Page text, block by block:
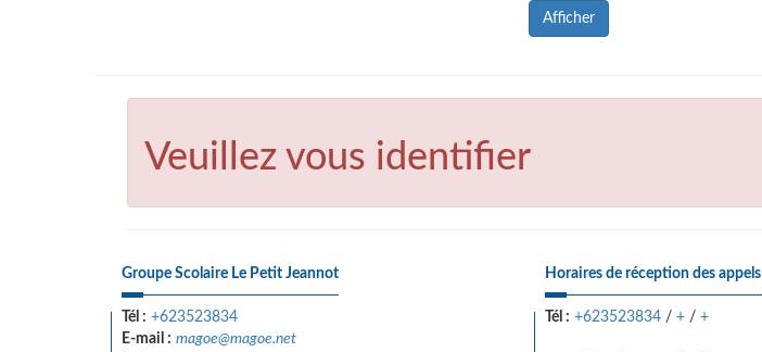
Afficher
Veuillez vous identifier
Groupe Scolaire Le Petit Jeannot
Tél : +623523834
E-mail : magoe@magoe.net
Horaires de réception des appels
Tél : +623523834 / + / +